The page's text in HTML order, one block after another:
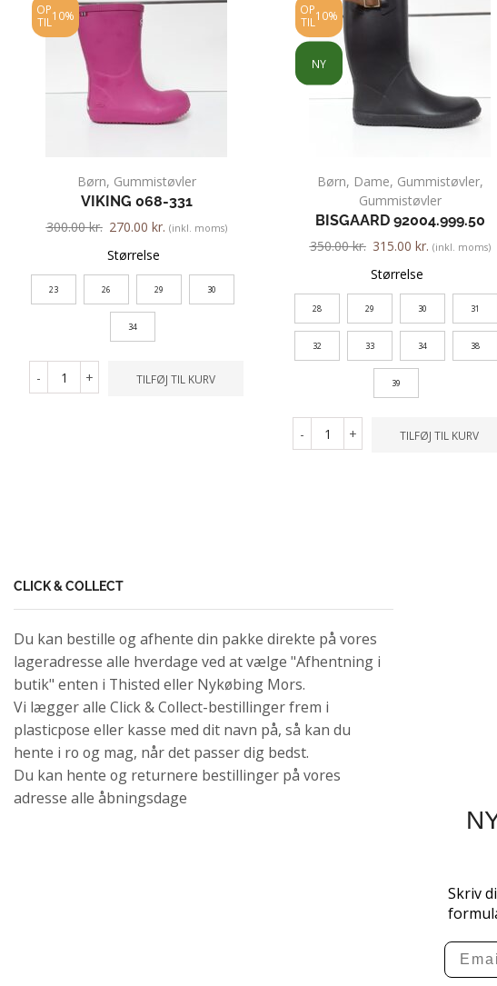
OP
TIL 10%
Børn, Gummistøvler
VIKING 068-331
300.00kr. 270.00 kr. (inkl. moms)
Størrelse
23 26 29 30
34
- + TILFØJ TIL KURV
OP
TIL 10%
NY
Børn, Dame, Gummistøvler,
Gummistøvler
BISGAARD 92004.999.50
350.00kr. 315.00 kr. (inkl. moms)
Størrelse
28 29 30 31
32 33 34 38
39
- + TILFØJ TIL KURV
CLICK & COLLECT
Du kan bestille og afhente din pakke direkte på vores
lageradresse alle hverdage ved at vælge "Afhentning i
butik" enten i Thisted eller Nykøbing Mors.
Vi lægger alle Click & Collect-bestillinger frem i
plasticpose eller kasse med dit navn på, så kan du
hente i ro og mag, når det passer dig bedst.
Du kan hente og returnere bestillinger på vores
adresse alle åbningsdage
Skriv
Email